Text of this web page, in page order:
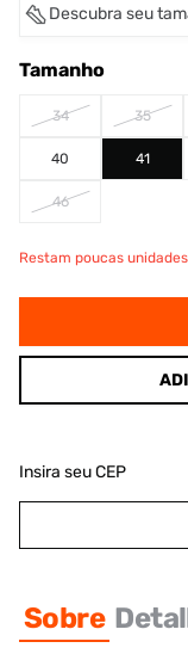
Descubra seu
Tamanho
34 35
40 41
46
Restam poucas
Insira seu CEP
Sobre